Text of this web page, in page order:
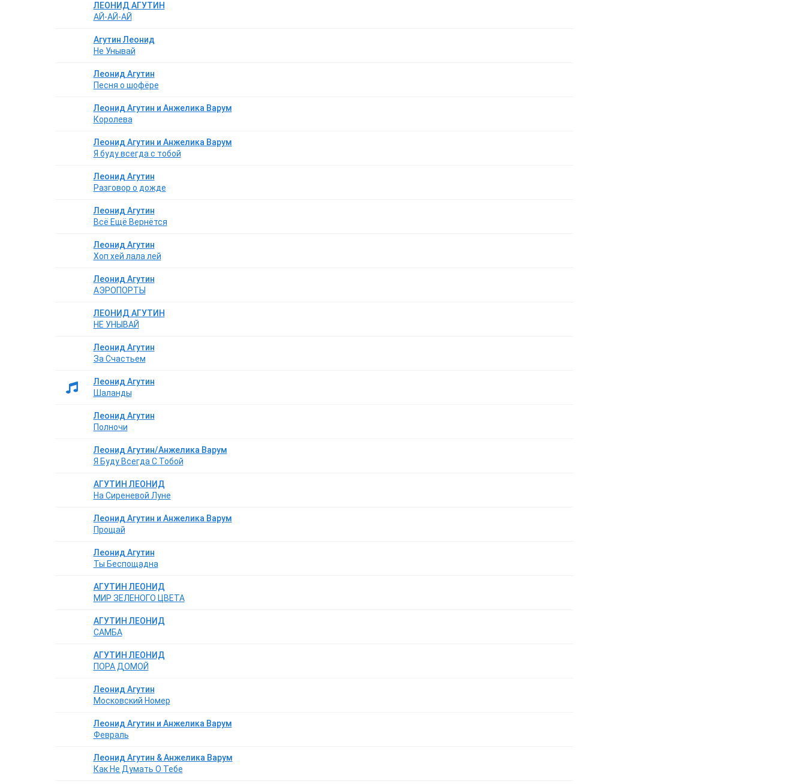
ЛЕОНИД АГУТИН
АЙ-АЙ-АЙ
Агутин Леонид
Не Унывай
Леонид Агутин
Песня о шофёре
Леонид Агутин и Анжелика Варум
Королева
Леонид Агутин и Анжелика Варум
Я буду всегда с тобой
Леонид Агутин
Разговор о дожде
Леонид Агутин
Всё Ещё Вернётся
Леонид Агутин
Хоп хей лала лей
Леонид Агутин
АЭРОПОРТЫ
ЛЕОНИД АГУТИН
НЕ УНЫВАЙ
Леонид Агутин
За Счастьем
Леонид Агутин
Шаланды
Леонид Агутин
Полночи
Леонид Агутин/Анжелика Варум
Я Буду Всегда С Тобой
АГУТИН ЛЕОНИД
На Сиреневой Луне
Леонид Агутин и Анжелика Варум
Прощай
Леонид Агутин
Ты Беспощадна
АГУТИН ЛЕОНИД
МИР ЗЕЛЕНОГО ЦВЕТА
АГУТИН ЛЕОНИД
САМБА
АГУТИН ЛЕОНИД
ПОРА ДОМОЙ
Леонид Агутин
Московский Номер
Леонид Агутин и Анжелика Варум
Февраль
Леонид Агутин & Анжелика Варум
Как Не Думать О Тебе